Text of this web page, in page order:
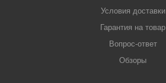
Условия доставки
Гарантия на товар
Вопрос-ответ
Обзоры